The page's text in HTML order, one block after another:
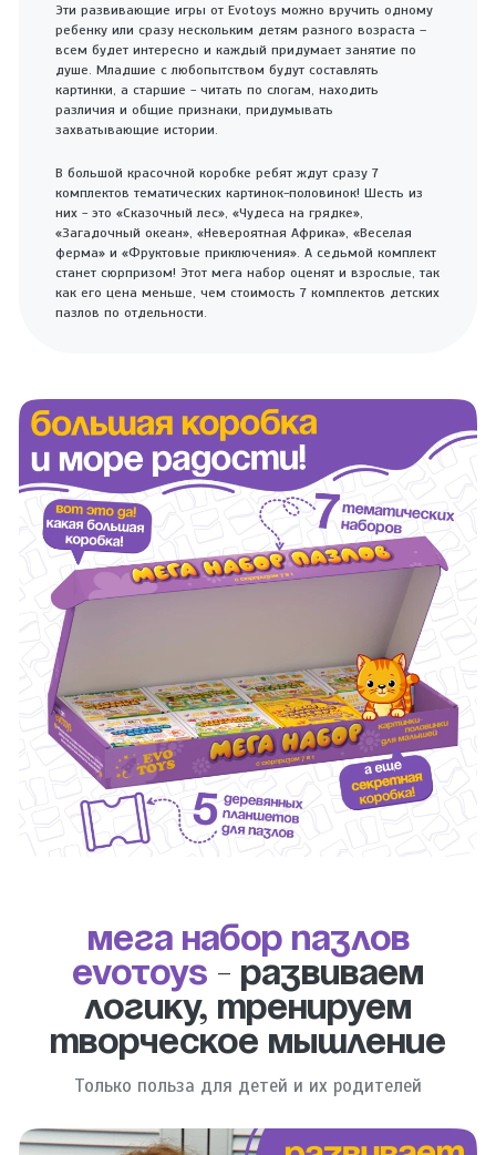
Эти развивающие игры от Evotoys можно вручить одному
ребенку или сразу нескольким детям разного возраста –
всем будет интересно и каждый придумает занятие по
душе. Младшие с любопытством будут составлять
картинки, а старшие - читать по слогам, находить
различия и общие признаки, придумывать
захватывающие истории.
В большой красочной коробке ребят ждут сразу 7
комплектов тематических картинок-половинок! Шесть из
них - это «Сказочный лес», «Чудеса на грядке»,
«Загадочный океан», «Невероятная Африка», «Веселая
ферма» и «Фруктовые приключения». А седьмой комплект
станет сюрпризом! Этот мега набор оценят и взрослые, так
как его цена меньше, чем стоимость 7 комплектов детских
пазлов по отдельности.
Мега набор пазлов
evotoys - развиваем
логику, тренируем
творческое мышление
Только польза для детей и их родителей